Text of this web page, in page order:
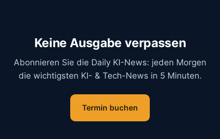
Keine Ausgabe verpassen
Abonnieren Sie die Daily KI-News: jeden Morgen
die wichtigsten KI- & Tech-News in 5 Minuten.
Termin buchen